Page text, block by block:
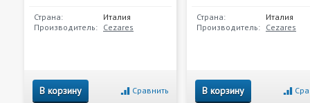
Страна:
Италия
Производитель: Cezares
В корзину Сравнить
Страна:
Италия
Производитель: Cezares
В корзину